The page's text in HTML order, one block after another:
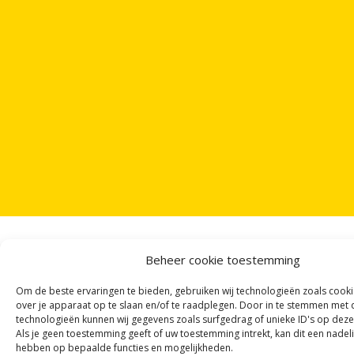
Beheer cookie toestemming
Om de beste ervaringen te bieden, gebruiken wij technologieën zoals
over je apparaat op te slaan en/of te raadplegen. Door in te stemmen met
technologieën kunnen wij gegevens zoals surfgedrag of unieke ID's op
Als je geen toestemming geeft of uw toestemming intrekt, kan dit een
hebben op bepaalde functies en mogelijkheden.
ONTVANGVIER GEDICHTENPER MAAND
VIA ONZENIEUWSBRIEF!
OF VOLG ONS VIA SOCIALE MEDIA